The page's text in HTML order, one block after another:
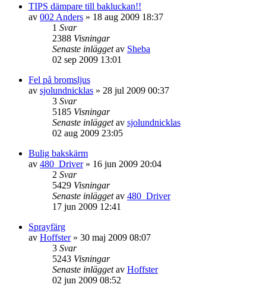
TIPS dämpare till bakluckan!!
av 002 Anders » 18 aug 2009 18:37
1 Svar
2388 Visningar
Senaste inläggetav Sheba
02 sep 2009 13:01
Fel på bromsljus
av sjolundnicklas » 28 jul 2009 00:37
3 Svar
5185 Visningar
Senaste inläggetav sjolundnicklas
02 aug 2009 23:05
Bulig bakskärm
av 480_Driver» 16 jun 2009 20:04
2 Svar
5429 Visningar
Senaste inläggetav 480_Driver
17 jun 2009 12:41
Sprayfärg
av Hoffster» 30 maj 2009 08:07
3 Svar
5243 Visningar
Senaste inläggetav Hoffster
02 jun 2009 08:52